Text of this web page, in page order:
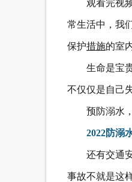
观看完视
常生活中，我
保护措施的室
生命是宝
不仅仅是自己
预防溺水
2022防溺
还有交通
事故不就是这